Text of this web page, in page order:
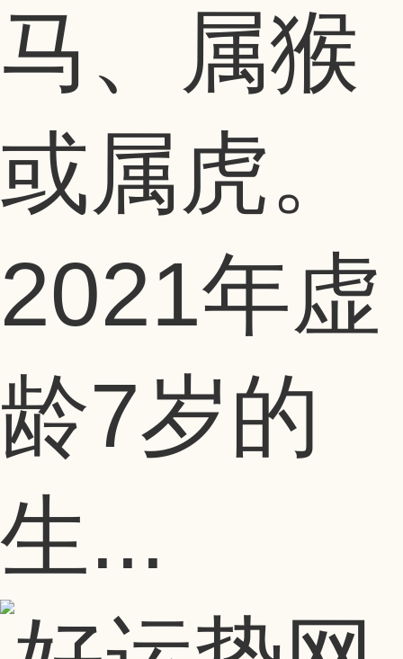
马、属猴
或属虎。
2021年虚
龄7岁的
生...